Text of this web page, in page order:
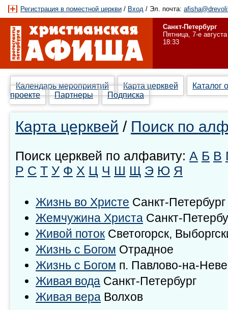
Регистрация в поместной церкви / Вход / Эл. почта:
Санкт-Петербург
Пятница, 7-е августа
18:33
Календарь мероприятий Карта церквей
Каталог
проекте
Партнеры Подписка
Карта церквей / Поиск по
Поиск церквей по алфавиту: А Б В
Р С Т У Ф Х Ц Ч Ш Щ Э Ю Я
Жизнь во Христе Санкт-Петербург
Жемчужина Христа Санкт-
Живой поток Светогорск,
Жизнь с Богом Отрадное
Жизнь с Богом п. Павлово-на-Неве
Живая вода Санкт-Петербург
Живая вера Волхов